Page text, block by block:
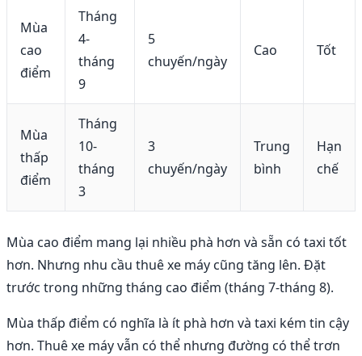
Mùa
cao
điểm
Tháng
4-
tháng
9
5
chuyến/ngày
Cao Tốt
Mùa
thấp
điểm
Tháng
10-
tháng
3
3
chuyến/ngày
Trung
bình
Hạn
chế
Mùa cao điểm mang lại nhiều phà hơn và sẵn có taxi tốt
hơn. Nhưng nhu cầu thuê xe máy cũng tăng lên. Đặt
trước trong những tháng cao điểm (tháng 7-tháng 8).
Mùa thấp điểm có nghĩa là ít phà hơn và taxi kém tin cậy
hơn. Thuê xe máy vẫn có thể nhưng đường có thể trơn